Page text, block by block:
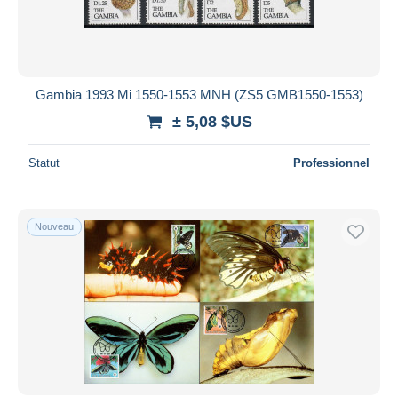
Gambia 1993 Mi 1550-1553 MNH (ZS5 GMB1550-1553)
± 5,08 $US
Statut Professionnel
Nouveau